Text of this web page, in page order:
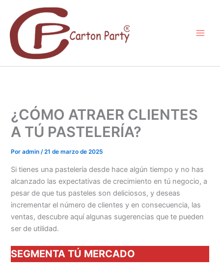
contenido
¿CÓMO ATRAER CLIENTES
A TÚ PASTELERÍA?
Poradmin/21 de marzo de 2025
Si tienes una pastelería desde hace algún tiempo y no has
alcanzado las expectativas de crecimiento en tú negocio, a
pesar de que tus pasteles son deliciosos, y deseas
incrementar el número de clientes y en consecuencia, las
ventas, descubre aquí algunas sugerencias que te pueden
ser de utilidad.
SEGMENTA TÚ MERCADO